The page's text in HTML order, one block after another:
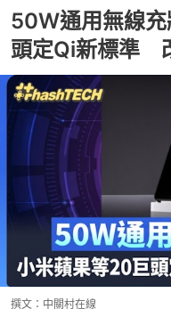
50W通用無線
頭定Qi新標準
撰文： 中關村在線